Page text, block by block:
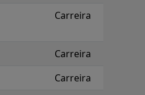
Carreira
Carreira
Carreira